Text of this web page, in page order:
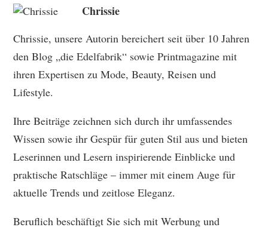
Chrissie
Chrissie, unsere Autorin bereichert seit über 10 Jahren
den Blog „die Edelfabrik“ sowie Printmagazine mit
ihren Expertisen zu Mode, Beauty, Reisen und
Lifestyle.
Ihre Beiträge zeichnen sich durch ihr umfassendes
Wissen sowie ihr Gespür für guten Stil aus und bieten
Leserinnen und Lesern inspirierende Einblicke und
praktische Ratschläge – immer mit einem Auge für
aktuelle Trends und zeitlose Eleganz.
Beruflich beschäftigt Sie sich mit Werbung und